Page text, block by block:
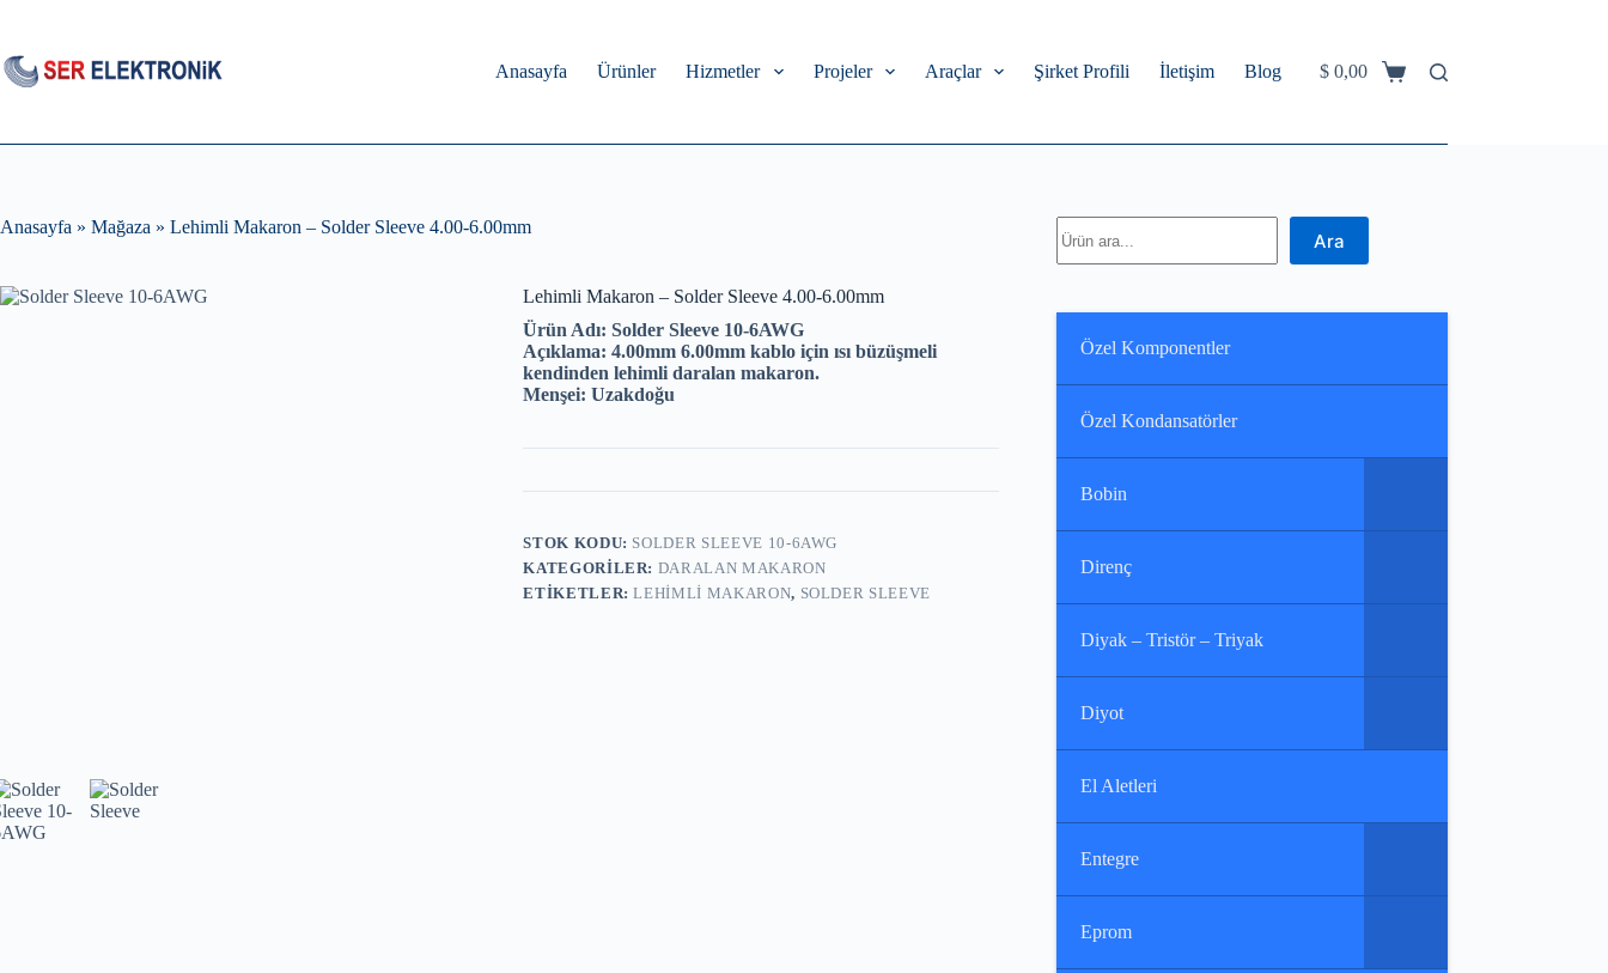
content
Anasayfa
Ürünler Hizmetler Projeler Araçlar Şirket Profili İletişim Blog
Shopping
$ 0,00
Anasayfa » Mağaza » Lehimli Makaron – Solder Sleeve 4.00-6.00mm
Lehimli Makaron – Solder Sleeve 4.00-6.00mm
Ürün Adı: Solder Sleeve 10-6AWG
Açıklama: 4.00mm 6.00mm kablo için ısı büzüşmeli
kendinden lehimli daralan makaron.
Menşei: Uzakdoğu
STOK KODU: SOLDER SLEEVE 10-6AWG
KATEGORILER: DARALAN MAKARON
ETIKETLER:LEHIMLI MAKARON, SOLDER SLEEVE
Ara
Özel Komponentler
Özel Kondansatörler
Bobin
Direnç
Diyak – Tristör – Triyak
Diyot
El Aletleri
Entegre
Eprom